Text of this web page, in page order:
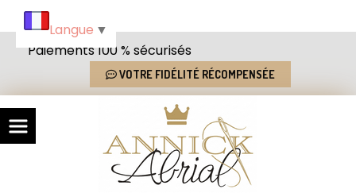
Paiements 100 % sécurisés
VOTRE FIDÉLITÉ RÉCOMPENSÉE
Langue ▼